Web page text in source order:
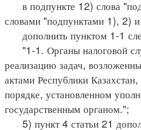
в подпункте 12) слова
словами "подпунктами 1), 2)
дополнить пунктом 1-1
"1-1. Органы налоговой
реализацию задач,
актами Республики
порядке, установленном
государственным органом.";
5) пункт 4 статьи 21